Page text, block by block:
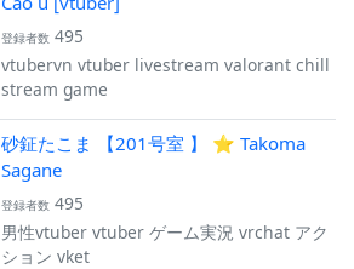
登録者数 495
vtubervn vtuber livestream valorant chill
stream game
砂鉦たこま 【201号室 】 ⭐ Takoma
Sagane
登録者数 495
男性vtuber vtuber ゲーム実況 vrchat アク
ション vket